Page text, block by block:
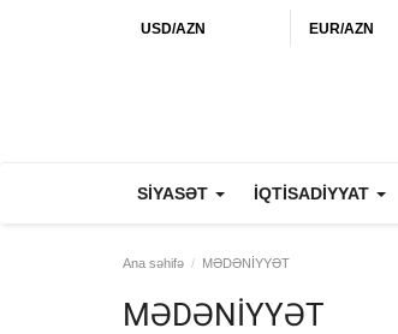
USD/AZN EUR/AZN
SİYASƏT İQTİSADİYYAT
Ana səhifə MƏDƏNİYYƏT
MƏDƏNİYYƏT